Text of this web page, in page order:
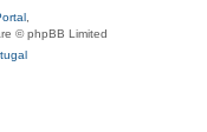
© phpBB Limited